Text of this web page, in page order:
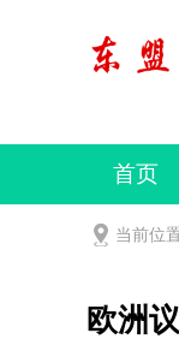
首页
视频
当前位
欧洲